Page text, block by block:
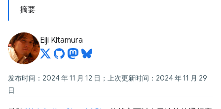
摘要
Eiji Kitamura
发布时间：2024 年 11 月 12 日；上次更新时间：2024 年 11 月 29
日